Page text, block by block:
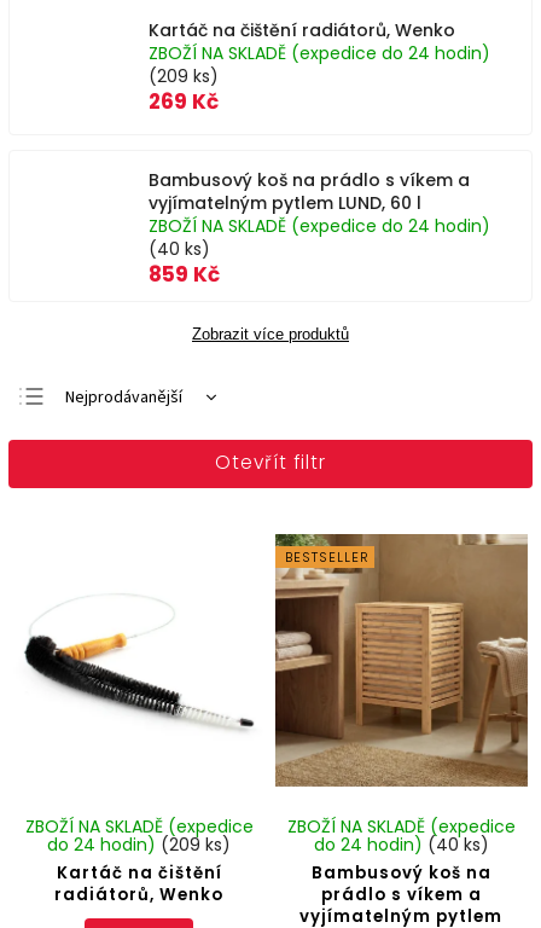
Kartáč na čištění radiátorů, Wenko
ZBOŽÍ NA SKLADĚ (expedice do 24 hodin)
(209 ks)
269 Kč
Bambusový koš na prádlo s víkem a
vyjímatelným pytlem LUND, 60 l
ZBOŽÍ NA SKLADĚ (expedice do 24 hodin)
(40 ks)
859 Kč
Zobrazit více produktů
Doporučujeme
Nejprodávanější
Otevřít filtr
Kartáč na čištění
radiátorů, Wenko
ZBOŽÍ NA SKLADĚ (expedice
do 24 hodin) (209 ks)
BESTSELLER
Bambusový koš na
prádlo s víkem a
vyjímatelným pytlem
ZBOŽÍ NA SKLADĚ (expedice
do 24 hodin) (40 ks)